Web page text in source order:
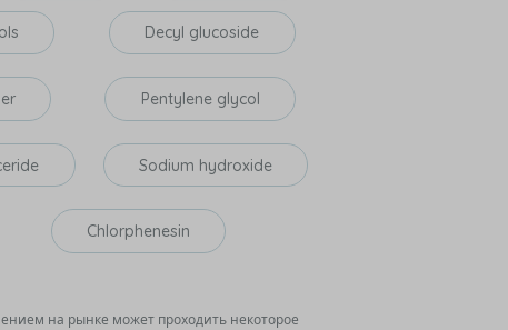
Decyl glucoside
Pentylene glycol
Sodium hydroxide
Chlorphenesin
на рынке может проходить некоторое